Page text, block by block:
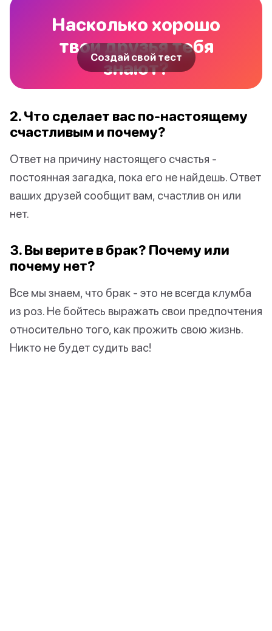
Насколько хорошо
твои друзья тебя
знают?
Создай свой тест
2. Что сделает вас по-настоящему
счастливым и почему?
Ответ на причину настоящего счастья -
постоянная загадка, пока его не найдешь. Ответ
ваших друзей сообщит вам, счастлив он или
нет.
3. Вы верите в брак? Почему или
почему нет?
Все мы знаем, что брак - это не всегда клумба
из роз. Не бойтесь выражать свои предпочтения
относительно того, как прожить свою жизнь.
Никто не будет судить вас!